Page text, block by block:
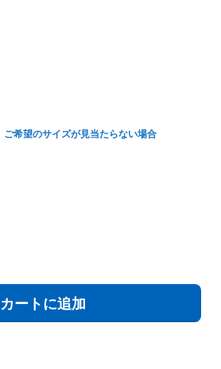
ご希望のサイズが見当たらない場合
カートに追加